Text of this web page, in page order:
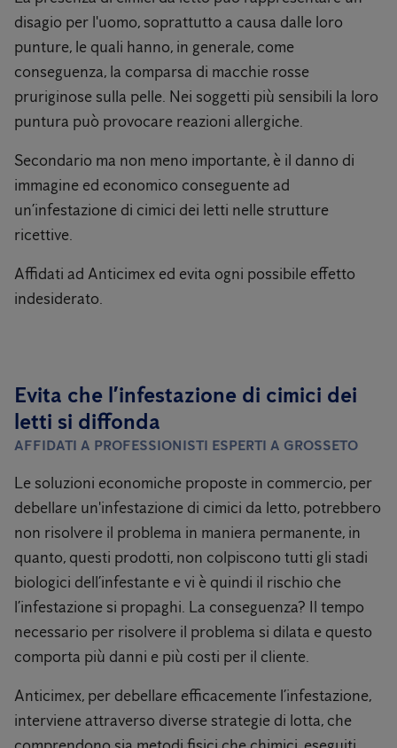
disagio per l'uomo, soprattutto a causa dalle loro
punture, le quali hanno, in generale, come
conseguenza, la comparsa di macchie rosse
pruriginose sulla pelle. Nei soggetti più sensibili la loro
puntura può provocare reazioni allergiche.
Secondario ma non meno importante, è il danno di
immagine ed economico conseguente ad
un’infestazione di cimici dei letti nelle strutture
ricettive.
Affidati ad Anticimex ed evita ogni possibile effetto
indesiderato.
Evita che l’infestazione di cimici dei
letti si diffonda
AFFIDATI A PROFESSIONISTI ESPERTI A GROSSETO
Le soluzioni economiche proposte in commercio, per
debellare un'infestazione di cimici da letto, potrebbero
non risolvere il problema in maniera permanente, in
quanto, questi prodotti, non colpiscono tutti gli stadi
biologici dell’infestante e vi è quindi il rischio che
l’infestazione si propaghi. La conseguenza? Il tempo
necessario per risolvere il problema si dilata e questo
comporta più danni e più costi per il cliente.
Anticimex, per debellare efficacemente l’infestazione,
interviene attraverso diverse strategie di lotta, che